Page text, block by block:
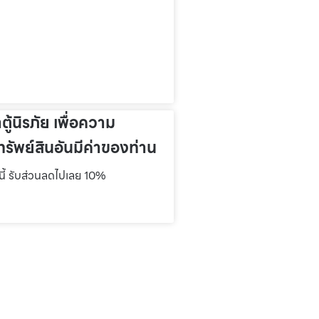
ตู้นิรภัย เพื่อความ
พย์สินอันมีค่าของท่าน
รับส่วนลดไปเลย 10%